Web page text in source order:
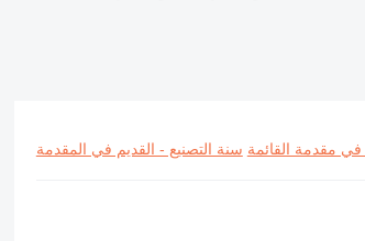
في مقدمة القائمة سنة التصنيع - القديم في المقدمة